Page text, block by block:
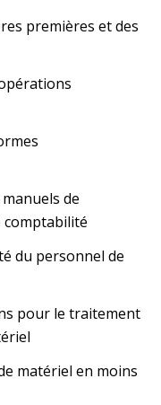
premières et des
de
du personnel de
pour le traitement
matériel en moins